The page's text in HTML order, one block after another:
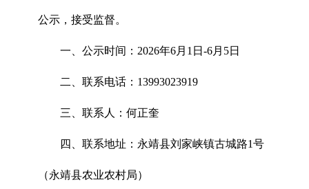
公示，接受监督。
一、公示时间：2026年6月1日-6月5日
二、联系电话：13993023919
三、联系人：何正奎
四、联系地址：永靖县刘家峡镇古城路1号
（永靖县农业农村局）